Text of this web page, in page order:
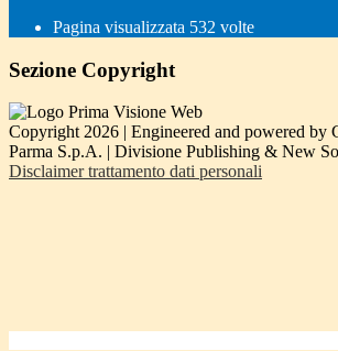
Pagina visualizzata 532 volte
Sezione Copyright
Copyright 2026 | Engineered and powered by
Parma S.p.A. | Divisione Publishing & New
Disclaimer trattamento dati personali